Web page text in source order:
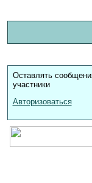
Оставлять
участники
Авторизоваться